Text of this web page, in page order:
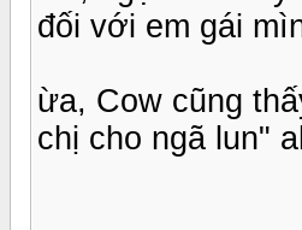
đối với em gái
ừa, Cow cũng
chị cho ngã lun"